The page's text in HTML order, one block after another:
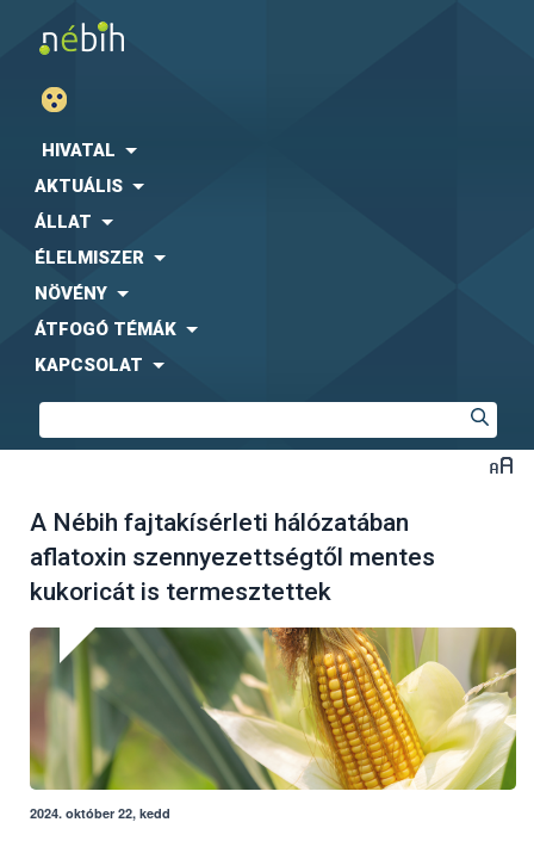
HIVATAL
AKTUÁLIS
ÁLLAT
ÉLELMISZER
NÖVÉNY
ÁTFOGÓ TÉMÁK
KAPCSOLAT
A Nébih fajtakísérleti hálózatában
aflatoxin szennyezettségtől mentes
kukoricát is termesztettek
2024. október 22, kedd